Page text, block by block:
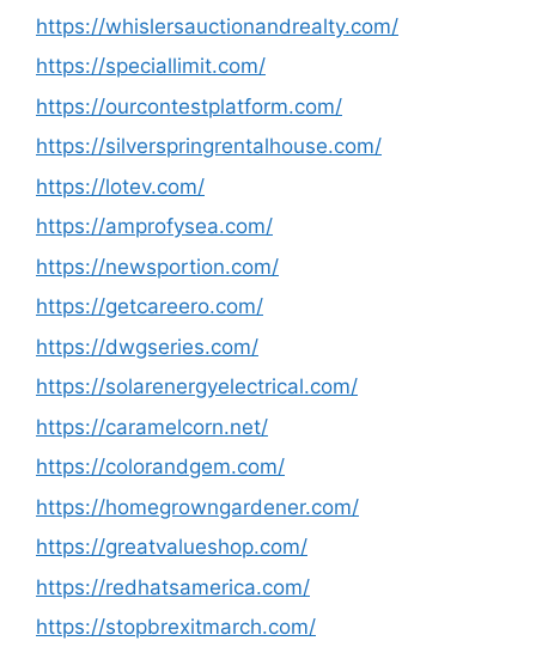
https://whislersauctionandrealty.com/
https://speciallimit.com/
https://ourcontestplatform.com/
https://silverspringrentalhouse.com/
https://lotev.com/
https://amprofysea.com/
https://newsportion.com/
https://getcareero.com/
https://dwgseries.com/
https://solarenergyelectrical.com/
https://caramelcorn.net/
https://colorandgem.com/
https://homegrowngardener.com/
https://greatvalueshop.com/
https://redhatsamerica.com/
https://stopbrexitmarch.com/